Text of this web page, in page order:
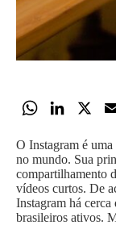
W
a
t
s
A
n
k
e
d
O Instagram é uma
no mundo. Sua
compartilhamento
vídeos curtos. De
Instagram há
brasileiros ativos.